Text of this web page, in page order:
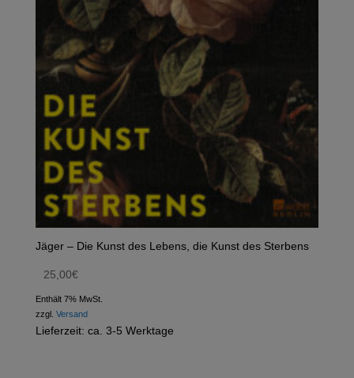
Jäger – Die Kunst des Lebens, die Kunst des Sterbens
25,00€
Enthält 7% MwSt.
zzgl. Versand
Lieferzeit: ca. 3-5 Werktage